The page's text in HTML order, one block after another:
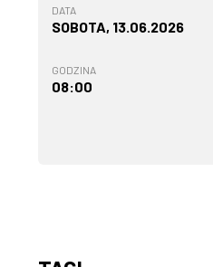
DATA
SOBOTA, 13.06.2026
GODZINA
08:00